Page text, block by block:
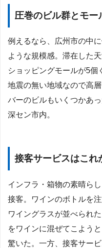
圧巻のビル群とモー
例えるなら、広州市の中
ような規模感。滞在した
ショッピングモールが5個
地震の無い地域なので高
バーのビルもいくつかあ
深セン市内。
接客サービスはこれ
インフラ・箱物の素晴ら
接客。ワインのボトルを
ワイングラスが並べられ
をワインに混ぜてこよう
驚いた。一方、接客サー